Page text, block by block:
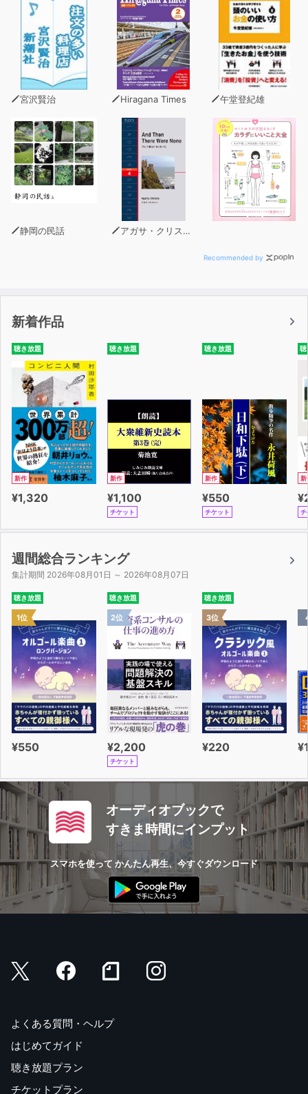
宮沢賢治 Hiragana Times 午堂登紀雄
静岡の民話 アガサ・クリスティー
Recommended by
新着作品
聴き放題
新作
¥1,320
聴き放題
新作
¥1,100
チケット
聴き放題
新作
¥550
チケット
聴
新
チ
週間総合ランキング
集計期間 2026年08月01日 ～ 2026年08月07日
聴き放題
1位
¥550
聴き放題
2位
¥2,200
チケット
聴き放題
3位
¥220
オーディオブックで
すきま時間にインプット
スマホを使って かんたん再生、今すぐダウンロード
よくある質問・ヘルプ
はじめてガイド
聴き放題プラン
チケットプラン